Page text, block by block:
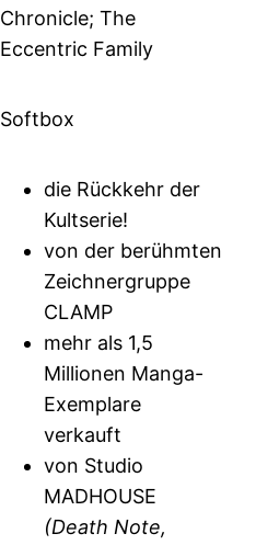
Chronicle; The
Eccentric Family
Softbox
die Rückkehr der
Kultserie!
von der berühmten
Zeichnergruppe
CLAMP
mehr als 1,5
Millionen Manga-
Exemplare
verkauft
von Studio
MADHOUSE
(Death Note,